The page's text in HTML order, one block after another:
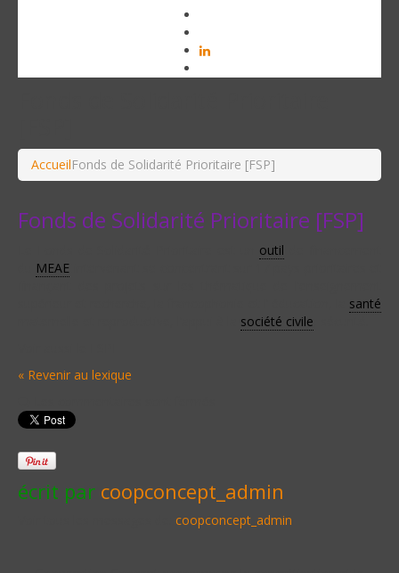
AccueilFonds de Solidarité Prioritaire [FSP]
Fonds de Solidarité Prioritaire [FSP]
outil
MEAE
santé
société civile
« Revenir au lexique
écrit par coopconcept_admin
coopconcept_admin